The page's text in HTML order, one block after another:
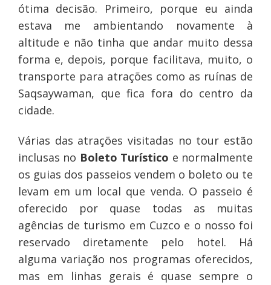
ótima decisão. Primeiro, porque eu ainda
estava me ambientando novamente à
altitude e não tinha que andar muito dessa
forma e, depois, porque facilitava, muito, o
transporte para atrações como as ruínas de
Saqsaywaman, que fica fora do centro da
cidade.
Várias das atrações visitadas no tour estão
inclusas no Boleto Turístico e normalmente
os guias dos passeios vendem o boleto ou te
levam em um local que venda. O passeio é
oferecido por quase todas as muitas
agências de turismo em Cuzco e o nosso foi
reservado diretamente pelo hotel. Há
alguma variação nos programas oferecidos,
mas em linhas gerais é quase sempre o